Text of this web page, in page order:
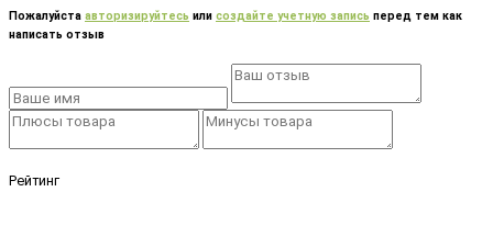
Пожалуйста авторизируйтесь или создайте учетную запись перед тем как
написать отзыв
Рейтинг